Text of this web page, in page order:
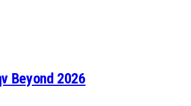
Beyond 2026